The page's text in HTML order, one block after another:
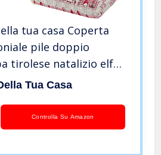
tua casa Coperta
pile doppio
tirolese natalizio elfo
Tua Casa
Controlla Su Amazon